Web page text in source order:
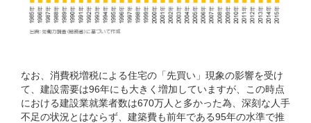
なお、消費税増税による住宅の「先買い」現象の影響を受け
て、建設需要は96年にも大きく増加していますが、この時点
における建設業就業者数は670万人と多かった為、深刻な人手
不足の状況とはならず、建築費も前年である95年の水準で推